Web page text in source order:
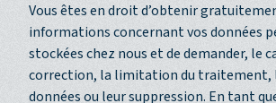
Vous êtes en droit d’obtenir
informations concernant vos données
stockées chez nous et de demander, le
correction, la limitation du traitement,
données ou leur suppression. En tant